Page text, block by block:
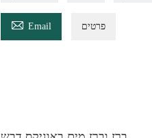
 Email פרטים